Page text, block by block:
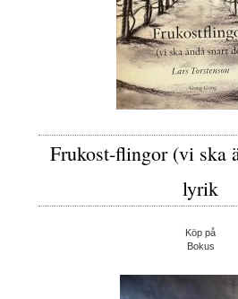
Frukost-flingor (vi ska
lyrik
Köp på
Bokus